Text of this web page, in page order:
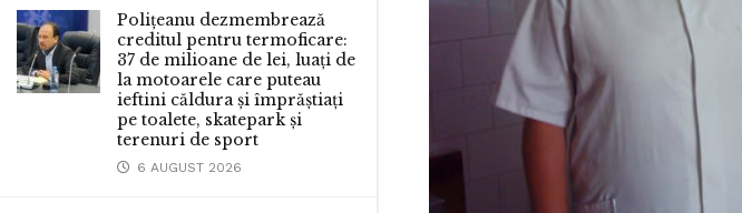
Polițeanu dezmembrează
creditul pentru termoficare:
37 de milioane de lei, luați de
la motoarele care puteau
ieftini căldura și împrăștiați
pe toalete, skatepark și
terenuri de sport
6 AUGUST 2026